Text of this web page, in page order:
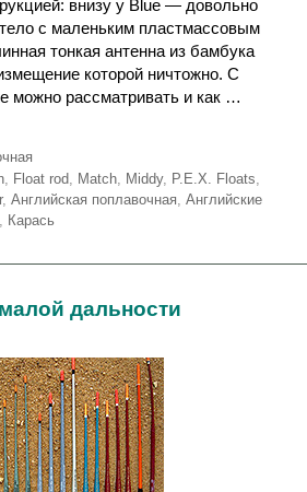
внизу у Blue — довольно
с маленьким пластмассовым
тонкая антенна из бамбука
которой ничтожно. С
можно рассматривать и как …
, Float rod, Match, Middy, P.E.X. Floats
, Английская поплавочная Английские
Карась
дальности